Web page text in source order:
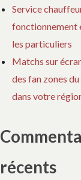
Service
fonctionnement
les particuliers
Matchs sur
des fan zones
dans votre
récents